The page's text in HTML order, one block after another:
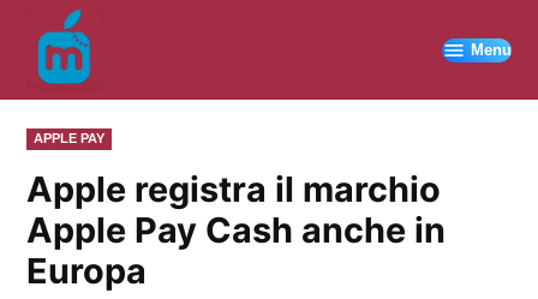
contenuto
Menu
PUBBLICATO
IN
APPLE PAY
Apple registra il marchio
Apple Pay Cash anche in
Europa